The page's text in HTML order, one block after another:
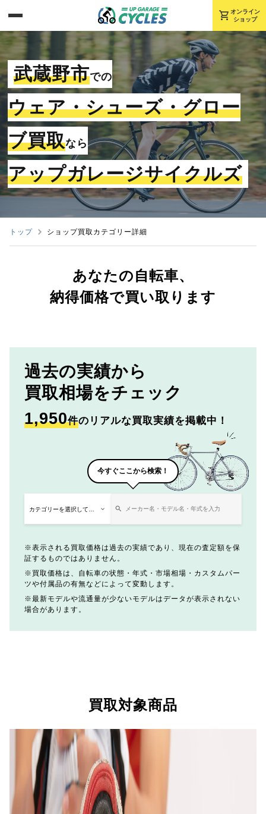
shopping_cart オンライン
ショップ
武蔵野市での
ウェア・シューズ・グロー
ブ買取なら
アップガレージサイクルズ
トップ ショップ買取カテゴリー詳細
あなたの自転車、
納得価格で買い取ります
過去の実績から
買取相場をチェック
1,950件のリアルな買取実績を掲載中！
今すぐここから検索！
表示される買取価格は過去の実績であり、現在の査定額を保
証するものではありません。
買取価格は、自転車の状態・年式・市場相場・カスタムパー
ツや付属品の有無などによって変動します。
最新モデルや流通量が少ないモデルはデータが表示されない
場合があります。
買取対象商品